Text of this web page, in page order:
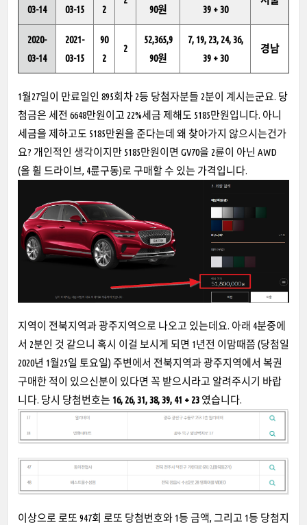
03-14
03-15
2
90원
39 + 30
2020-
03-14
2021-
03-15
90
2
2
52,365,9
90원
7, 19, 23, 24, 36,
39 + 30
경남
1월27일이 만료일인 895회차 2등 당첨자분들 2분이 계시는군요. 당
첨금은 세전 6648만원이고 22%세금 제해도 5185만원입니다. 아니
세금을 제하고도 5185만원을 준다는데 왜 찾아가지 않으시는건가
요? 개인적인 생각이지만 5185만원이면 GV70을 2륜이 아닌 AWD
(올 휠 드라이브, 4륜구동)로 구매할 수 있는 가격입니다.
지역이 전북지역과 광주지역으로 나오고 있는데요. 아래 4분중에
서 2분인 것 같으니 혹시 이걸 보시게 되면 1년전 이맘때쯤 (당첨일
2020년 1월25일 토요일) 주변에서 전북지역과 광주지역에서 복권
구매한 적이 있으신분이 있다면 꼭 받으시라고 알려주시기 바랍
니다. 당시 당첨번호는 16, 26, 31, 38, 39, 41 + 23 였습니다.
이상으로 로또 947회 로또 당첨번호와 1등 금액, 그리고 1등 당첨지